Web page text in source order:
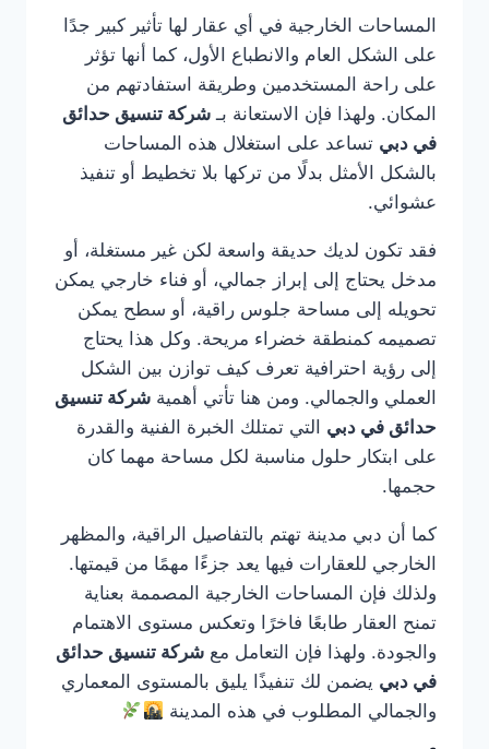
المساحات الخارجية في أي عقار لها تأثير كبير جدًا
على الشكل العام والانطباع الأول، كما أنها تؤثر
على راحة المستخدمين وطريقة استفادتهم من
المكان. ولهذا فإن الاستعانة بـ شركة تنسيق حدائق
في دبي تساعد على استغلال هذه المساحات
بالشكل الأمثل بدلًا من تركها بلا تخطيط أو تنفيذ
عشوائي.
فقد تكون لديك حديقة واسعة لكن غير مستغلة، أو
مدخل يحتاج إلى إبراز جمالي، أو فناء خارجي يمكن
تحويله إلى مساحة جلوس راقية، أو سطح يمكن
تصميمه كمنطقة خضراء مريحة. وكل هذا يحتاج
إلى رؤية احترافية تعرف كيف توازن بين الشكل
العملي والجمالي. ومن هنا تأتي أهمية شركة تنسيق
حدائق في دبي التي تمتلك الخبرة الفنية والقدرة
على ابتكار حلول مناسبة لكل مساحة مهما كان
حجمها.
كما أن دبي مدينة تهتم بالتفاصيل الراقية، والمظهر
الخارجي للعقارات فيها يعد جزءًا مهمًا من قيمتها.
ولذلك فإن المساحات الخارجية المصممة بعناية
تمنح العقار طابعًا فاخرًا وتعكس مستوى الاهتمام
والجودة. ولهذا فإن التعامل مع شركة تنسيق حدائق
في دبي يضمن لك تنفيذًا يليق بالمستوى المعماري
والجمالي المطلوب في هذه المدينة